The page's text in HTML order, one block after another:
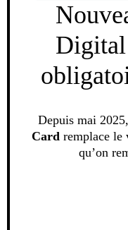
Depuis mai
Card remplace
qu’on